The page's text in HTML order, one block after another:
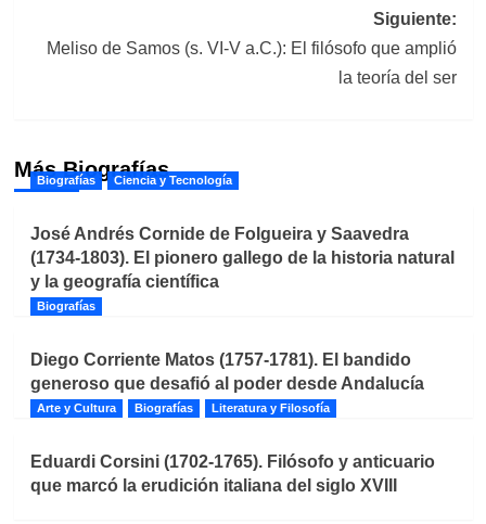
Siguiente:
Meliso de Samos (s. VI-V a.C.): El filósofo que amplió
la teoría del ser
Más Biografías
Biografías Ciencia y Tecnología
José Andrés Cornide de Folgueira y Saavedra
(1734-1803). El pionero gallego de la historia natural
y la geografía científica
Biografías
Diego Corriente Matos (1757-1781). El bandido
generoso que desafió al poder desde Andalucía
Arte y Cultura Biografías Literatura y Filosofía
Eduardi Corsini (1702-1765). Filósofo y anticuario
que marcó la erudición italiana del siglo XVIII